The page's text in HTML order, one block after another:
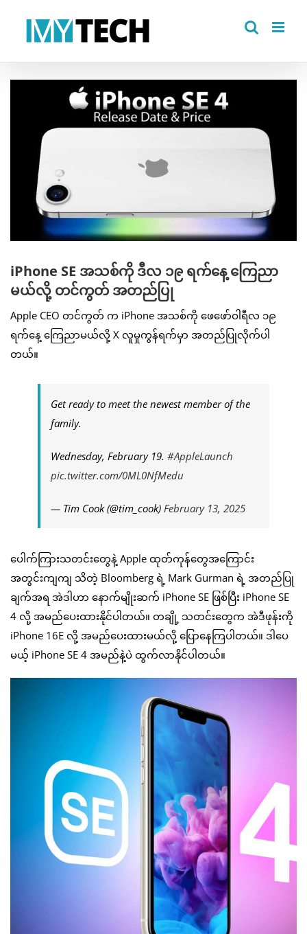
iPhone SE အသစ်ကို ဒီလ ၁၉ ရက်နေ့ ကြေညာ
မယ်လို့ တင်ကွတ် အတည်ပြု
Apple CEO တင်ကွတ် က iPhone အသစ်ကို ဖေဖော်ဝါရီလ ၁၉
ရက်နေ့ ကြေညာမယ်လို့ X လူမှုကွန်ရက်မှာ အတည်ပြုလိုက်ပါ
တယ်။
Get ready to meet the newest member of the
family.
Wednesday, February 19. #AppleLaunch
pic.twitter.com/0ML0NfMedu
— Tim Cook (@tim_cook) February 13, 2025
ပေါက်ကြားသတင်းတွေနဲ့ Apple ထုတ်ကုန်တွေအကြောင်း
အတွင်းကျကျ သိတဲ့ Bloomberg ရဲ့ Mark Gurman ရဲ့ အတည်ပြု
ချက်အရ အဲဒါဟာ နောက်မျိုးဆက် iPhone SE ဖြစ်ပြီး iPhone SE
4 လို့ အမည်ပေးထားနိုင်ပါတယ်။ တချို့ သတင်းတွေက အဲဒီဖုန်းကို
iPhone 16E လို့ အမည်ပေးထားမယ်လို့ ပြောနေကြပါတယ်။ ဒါပေ
မယ့် iPhone SE 4 အမည်နဲ့ပဲ ထွက်လာနိုင်ပါတယ်။